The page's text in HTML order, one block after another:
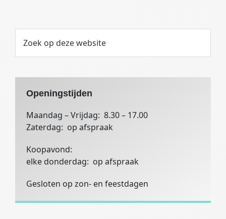
Gordijn/hoofd airbags voor
Knieairbag voor
Centrale deurvergrendeling, afstandbediend
Aux aansluiting
Bluetooth carkit
Navigatiesysteem
Sidebar
op
deze
Openingstijden
Maandag – Vrijdag: 8.30 – 17.00
Zaterdag: op afspraak
Koopavond:
elke donderdag: op afspraak
Gesloten op zon- en feestdagen